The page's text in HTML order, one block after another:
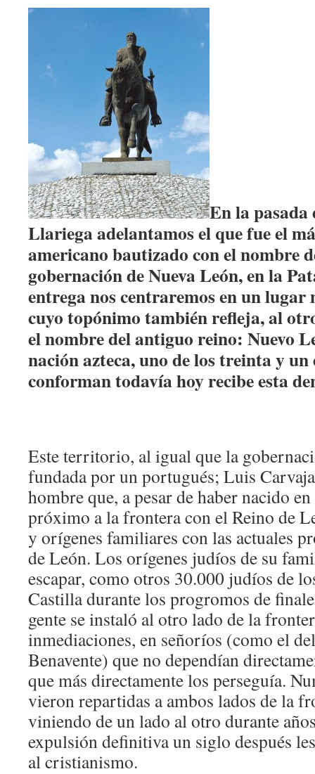
En la pasada
Llariega adelantamos el que fue el
americano bautizado con el nombre
gobernación de Nueva León, en la
entrega nos centraremos en un lugar
cuyo topónimo también refleja, al
el nombre del antiguo reino: Nuevo
nación azteca, uno de los treinta y un
conforman todavía hoy recibe esta
Este territorio, al igual que la
fundada por un portugués; Luis
hombre que, a pesar de haber nacido
próximo a la frontera con el Reino de
y orígenes familiares con las actuales
de León. Los orígenes judíos de su
escapar, como otros 30.000 judíos de
Castilla durante los progromos de
gente se instaló al otro lado de la
inmediaciones, en señoríos (como el
Benavente) que no dependían
que más directamente los perseguía.
vieron repartidas a ambos lados de la
viniendo de un lado al otro durante
expulsión definitiva un siglo después
al cristianismo.